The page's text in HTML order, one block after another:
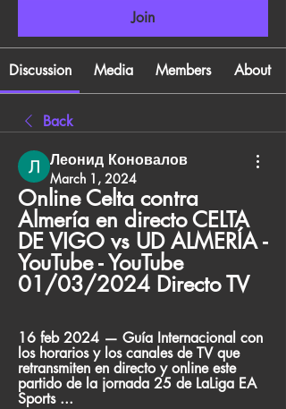
Join
Discussion Media Members About
Back
Леонид Коновалов
March 1, 2024
Online Celta contra
Almería en directo CELTA
DE VIGO vs UD ALMERÍA -
YouTube - YouTube
01/03/2024 Directo TV
16 feb 2024 — Guía Internacional con
los horarios y los canales de TV que
retransmiten en directo y online este
partido de la jornada 25 de LaLiga EA
Sports ...